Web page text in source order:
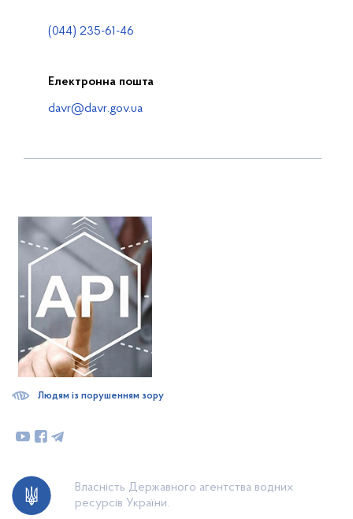
(044) 235-61-46
Електронна пошта
davr@davr.gov.ua
Власність Державного агентства водних
ресурсів України.
Людям із порушенням зору